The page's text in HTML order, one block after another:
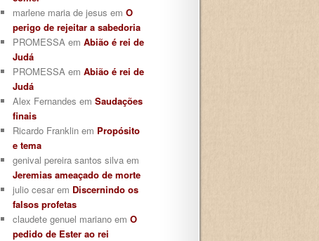
marlene maria de jesus em O
perigo de rejeitar a sabedoria
PROMESSA em Abião é rei de
Judá
PROMESSA em Abião é rei de
Judá
Alex Fernandes em Saudações
finais
Ricardo Franklin em Propósito
e tema
genival pereira santos silva em
Jeremias ameaçado de morte
julio cesar em Discernindo os
falsos profetas
claudete genuel mariano em O
pedido de Ester ao rei